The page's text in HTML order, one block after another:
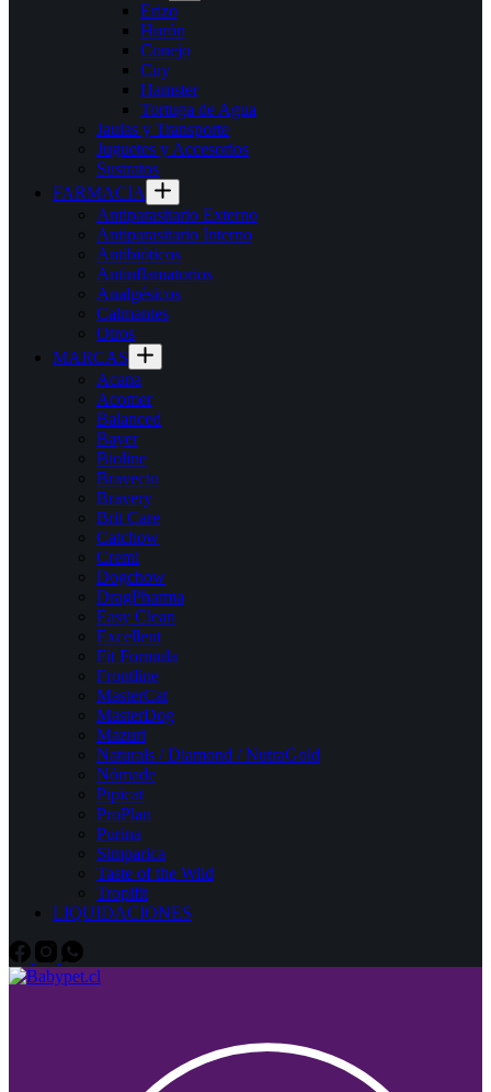
Erizo
Hurón
Conejo
Cuy
Hamster
Tortuga de Agua
Jaulas y Transporte
Juguetes y Accesorios
Sustratos
FARMACIA
Antiparasitario Externo
Antiparasitario Interno
Antibióticos
Antinflamatorios
Analgésicos
Calmantes
Otros
MARCAS
Acana
Acomer
Balanced
Bayer
Bioline
Bravecto
Bravery
Brit Care
Catchow
Cremi
Dogchow
DragPharma
Easy Clean
Excellent
Fit Formula
Frontline
MasterCat
MasterDog
Mazuri
Naturals / Diamond / NutraGold
Nómade
Pipicat
ProPlan
Purina
Simparica
Taste of the Wild
Tropifit
LIQUIDACIONES